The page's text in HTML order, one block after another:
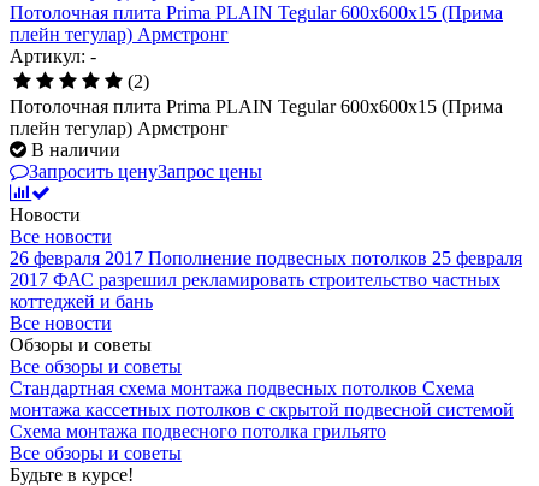
Потолочная плита Prima PLAIN Tegular 600x600x15 (Прима
плейн тегулар) Армстронг
Артикул: -
(2)
Потолочная плита Prima PLAIN Tegular 600x600x15 (Прима
плейн тегулар) Армстронг
В наличии
Запросить ценуЗапрос цены
Новости
Все новости
26 февраля 2017 Пополнение подвесных потолков 25 февраля
2017 ФАС разрешил рекламировать строительство частных
коттеджей и бань
Все новости
Обзоры и советы
Все обзоры и советы
Стандартная схема монтажа подвесных потолков Схема
монтажа кассетных потолков с скрытой подвесной системой
Схема монтажа подвесного потолка грильято
Все обзоры и советы
Будьте в курсе!